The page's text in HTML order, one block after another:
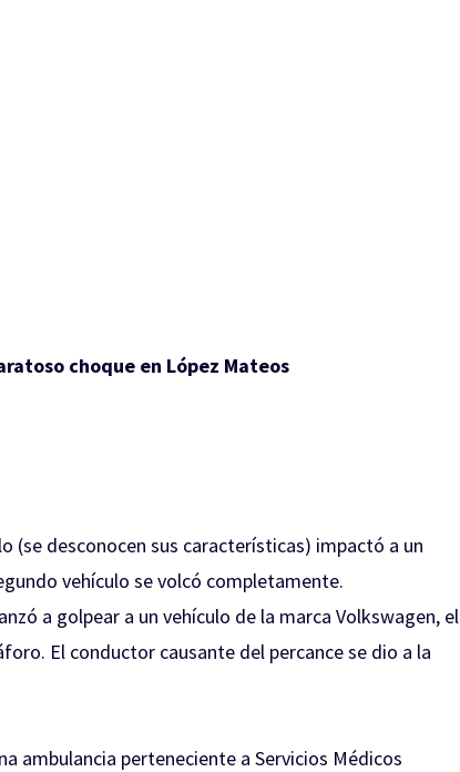
choque en López Mateos
(se desconocen sus características) impactó a un
vehículo se volcó completamente.
a golpear a un vehículo de la marca Volkswagen, el
El conductor causante del percance se dio a la
ambulancia perteneciente a Servicios Médicos